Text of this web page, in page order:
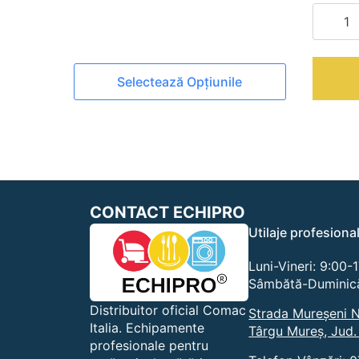
Selectează Opțiunile
Acest
Opțiunile
alese
produsului.
|
cu
CONTACT ECHIPRO
Distribuitor oficial Comac
Italia. Echipamente
profesionale pentru
Utilaje
Luni-Vineri: 9:00-
Sâmbătă-
Strada Mureșeni
Târgu Mureș,